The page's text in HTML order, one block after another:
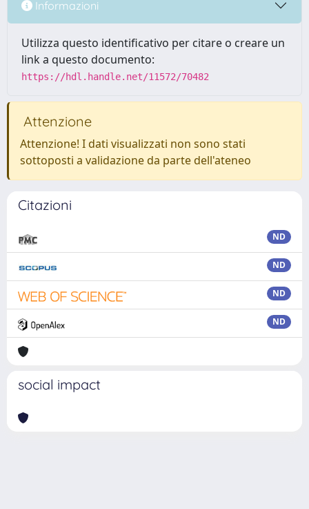
Informazioni
Utilizza questo identificativo per citare o creare un
link a questo documento:
https://hdl.handle.net/11572/70482
Attenzione
Attenzione! I dati visualizzati non sono stati
sottoposti a validazione da parte dell'ateneo
Citazioni
ND
ND
ND
ND
social impact